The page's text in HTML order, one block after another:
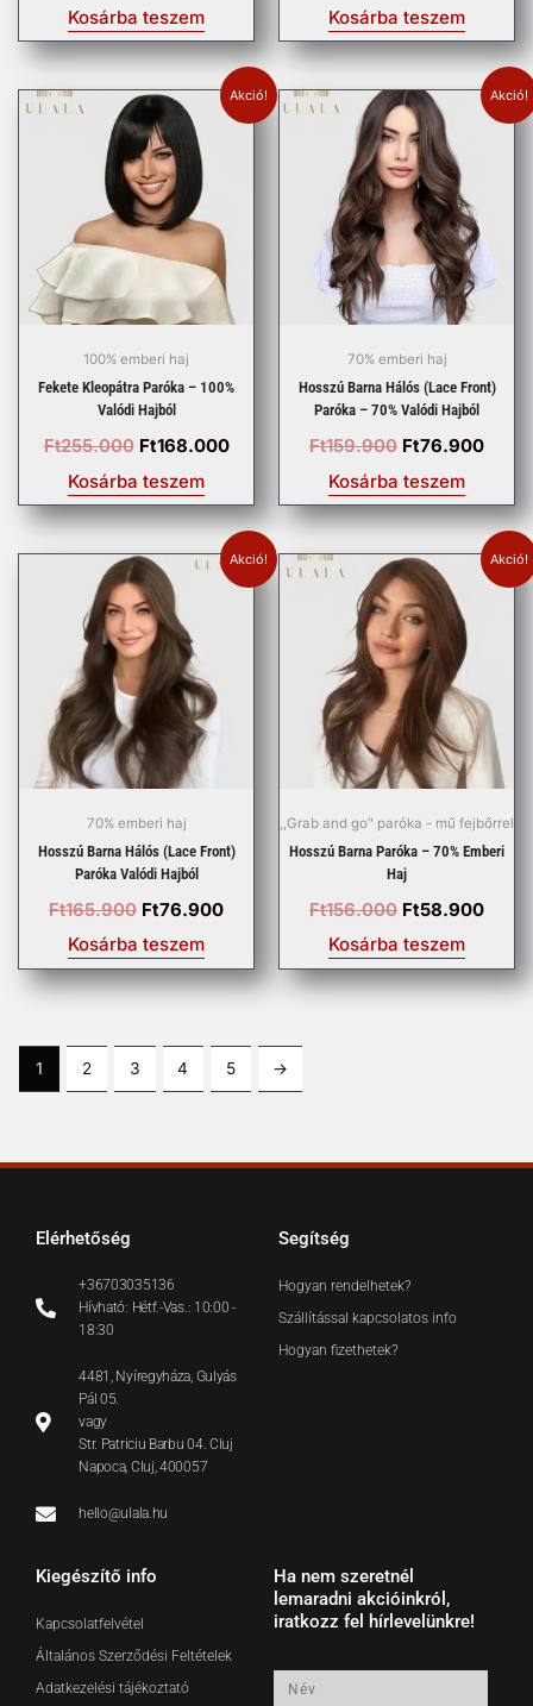
Kosárba teszem Kosárba teszem
Akció!
100% emberi haj
Fekete Kleopátra Paróka – 100%
Valódi Hajból
Ft255.000
Original
price
was:
Ft255.000.
Ft168.000
Current
price
Kosárba teszem
Akció!
70% emberi haj
Hosszú Barna Hálós (lace Front)
Paróka – 70% Valódi Hajból
Ft159.900
Original
price
was:
Ft159.900.
Ft76.900
price
Kosárba teszem
Akció!
70% emberi haj
Hosszú Barna Hálós (lace Front)
Paróka Valódi Hajból
Ft165.900
Original
price
was:
Ft165.900.
Ft76.900
Current
price
Kosárba teszem
Akció!
,,Grab and go" paróka - mű fejbőrrel
Hosszú Barna Paróka – 70% Emberi
Haj
Ft156.000
Original
price
was:
Ft156.000.
Ft58.900
price
Kosárba teszem
1 2 3 4 5 →
Elérhetőség
+36703035136
Hívható: Hétf.-Vas.: 10:00 -
18:30
4481, Nyíregyháza, Gulyás
Pál 05.
vagy
Str. Patriciu Barbu 04. Cluj
Napoca, Cluj, 400057
hello@ulala.hu
Segítség
Hogyan rendelhetek?
Szállítással kapcsolatos info
Hogyan fizethetek?
Kiegészítő info
Kapcsolatfelvétel
Általános Szerződési Feltételek
Adatkezelési tájékoztató
Ha nem szeretnél
lemaradni akcióinkról,
iratkozz fel hírlevelünkre!